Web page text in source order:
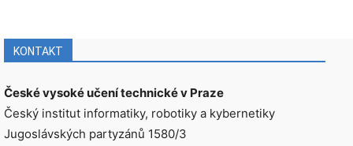
KONTAKT
České vysoké učení technické v Praze
Český institut informatiky, robotiky a kybernetiky
Jugoslávských partyzánů 1580/3